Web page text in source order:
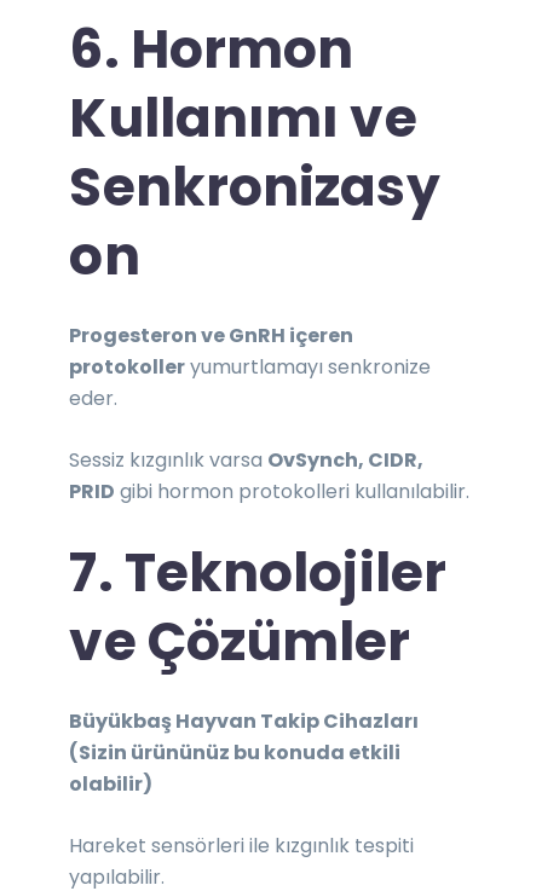
6. Hormon
Kullanımı ve
Senkronizasy
on
Progesteron ve GnRH içeren
protokolleryumurtlamayı senkronize
eder.
Sessiz kızgınlık varsa OvSynch, CIDR,
PRID gibi hormon protokolleri kullanılabilir.
7. Teknolojiler
ve Çözümler
Büyükbaş Hayvan Takip Cihazları
(Sizin ürününüz bu konuda etkili
olabilir)
Hareket sensörleri ile kızgınlık tespiti
yapılabilir.